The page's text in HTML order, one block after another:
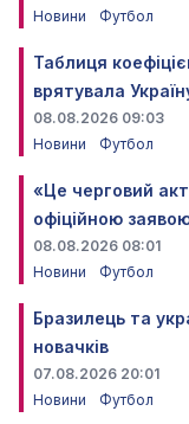
Новини
Футбол
Таблиця
врятувала
08.08.2026 09:03
Новини
Футбол
«Це черговий
офіційною
08.08.2026 08:01
Новини
Футбол
Бразилець та
новачків
07.08.2026 20:01
Новини
Футбол